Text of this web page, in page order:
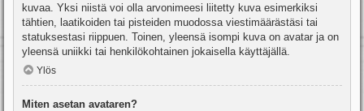
kuvaa. Yksi niistä voi olla arvonimeesi liitetty kuva esimerkiksi
tähtien, laatikoiden tai pisteiden muodossa viestimäärästäsi tai
statuksestasi riippuen. Toinen, yleensä isompi kuva on avatar ja on
yleensä uniikki tai henkilökohtainen jokaisella käyttäjällä.
Ylös
Miten asetan avataren?